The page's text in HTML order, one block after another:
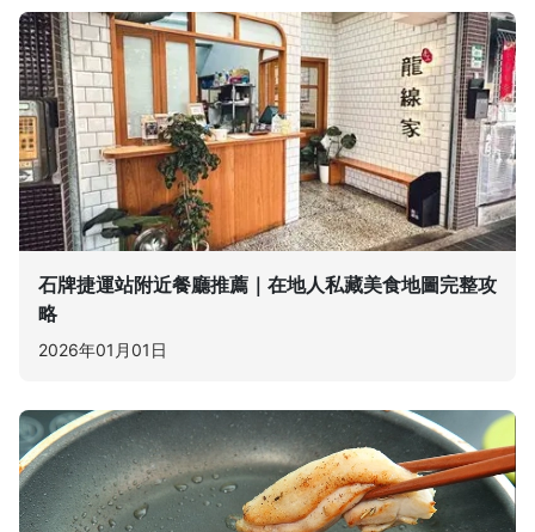
石牌捷運站附近餐廳推薦｜在地人私藏美食地圖完整攻
略
2026年01月01日